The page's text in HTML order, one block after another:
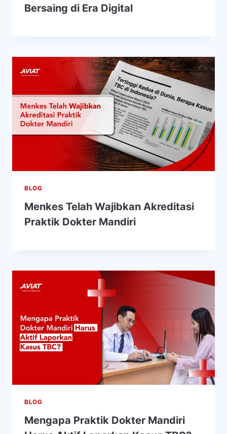
Bersaing di Era Digital
BLOG
Menkes Telah Wajibkan Akreditasi
Praktik Dokter Mandiri
BLOG
Mengapa Praktik Dokter Mandiri